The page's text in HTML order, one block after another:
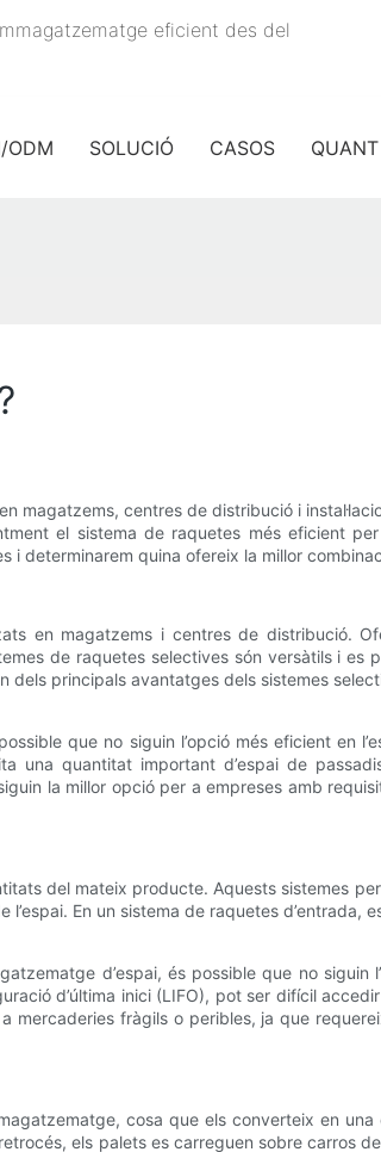
eficient des del
ODM SOLUCIÓ CASOS
magatzems, centres de distribució i
el sistema de raquetes més eficient
determinarem quina ofereix la millor
en magatzems i centres de distribució.
de raquetes selectives són versàtils i es
principals avantatges dels sistemes
que no siguin l’opció més eficient en
una quantitat important d’espai de
la millor opció per a empreses amb
del mateix producte. Aquests sistemes
En un sistema de raquetes d’entrada,
d’espai, és possible que no
d’última inici (LIFO), pot ser difícil
mercaderies fràgils o peribles, ja que
cosa que els converteix en
els palets es carreguen sobre carros